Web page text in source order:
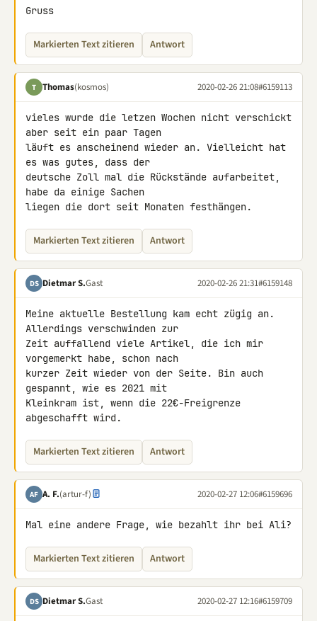
Gruss
Markierten Text zitieren Antwort
T Thomas(kosmos) 2020-02-26 21:08#6159113
vieles wurde die letzen Wochen nicht verschickt
aber seit ein paar Tagen
läuft es anscheinend wieder an. Vielleicht hat
es was gutes, dass der
deutsche Zoll mal die Rückstände aufarbeitet,
habe da einige Sachen
liegen die dort seit Monaten festhängen.
Markierten Text zitieren Antwort
DS Dietmar S.Gast 2020-02-26 21:31#6159148
Meine aktuelle Bestellung kam echt zügig an.
Allerdings verschwinden zur
Zeit auffallend viele Artikel, die ich mir
vorgemerkt habe, schon nach
kurzer Zeit wieder von der Seite. Bin auch
gespannt, wie es 2021 mit
Kleinkram ist, wenn die 22€-Freigrenze
abgeschafft wird.
Markierten Text zitieren Antwort
AF A. F.(artur-f) 2020-02-27 12:06#6159696
Mal eine andere Frage, wie bezahlt ihr bei Ali?
Markierten Text zitieren Antwort
DS Dietmar S.Gast 2020-02-27 12:16#6159709